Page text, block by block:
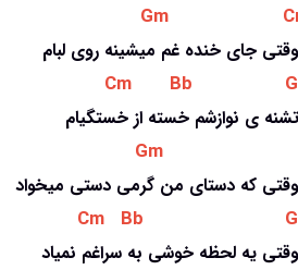
Gm
وقتی جای خنده غم میشینه روی لبام
Cm Bb
تشنه ی نوازشم خسته از خستگیام
Gm
وقتی که دستای من گرمی دستی میخواد
Cm Bb
وقتی یه لحظه خوشی به سراغم نمیاد